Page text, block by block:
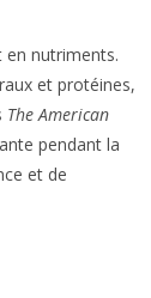
en nutriments.
et protéines,
The American
pendant la
et de